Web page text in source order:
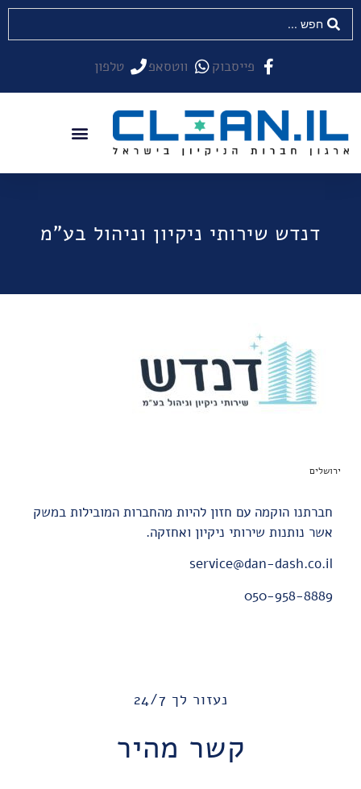
פייסבוק ווטסאפ טלפון
דנדש שירותי ניקיון וניהול בע"מ
ירושלים
חברתנו הוקמה עם חזון להיות מהחברות המובילות במשק
אשר נותנות שירותי ניקיון ואחזקה.
service@dan-dash.co.il
050-958-8889
נעזור לך 24/7
קשר מהיר